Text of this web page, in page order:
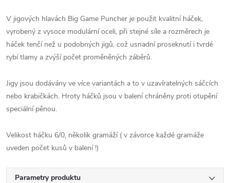
V jigových hlavách Big Game Puncher je použit kvalitní háček,
vyrobený z vysoce modulární oceli, při stejné síle a rozměrech je
háček tenčí než u podobných jigů, což usnadní proseknutí i tvrdé
rybí tlamy a zvýší počet proměněných záběrů.
Jigy jsou dodávány ve více variantách a to v uzavíratelných sáčcích
nebo krabičkách. Hroty háčků jsou v balení chráněny proti otupění
speciální pěnou.
Velikost háčku 6/0, několik gramáží ( v závorce každé gramáže
uveden počet kusů v balení !)
Parametry produktu